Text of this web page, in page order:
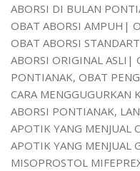
ABORSI DI BULAN
OBAT ABORSI AMPUH|
OBAT ABORSI
ABORSI ORIGINAL ASLI|
PONTIANAK, OBAT
CARA MENGGUGURKAN
ABORSI PONTIANAK,
APOTIK YANG MENJUAL
APOTIK YANG MENJUAL
MISOPROSTOL